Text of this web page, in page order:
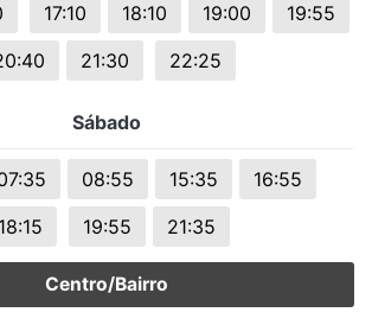
17:10 18:10 19:00
19:55
21:30 22:25
Sábado
08:55 15:35
16:55
18:15
19:55 21:35
Centro/Bairro